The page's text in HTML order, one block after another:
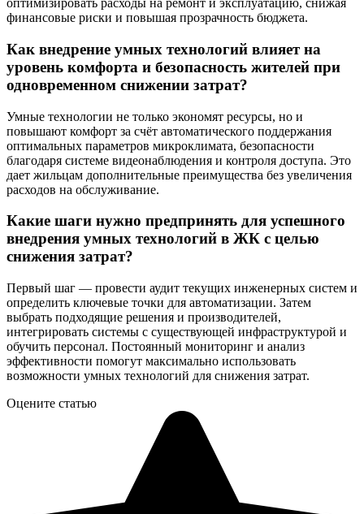
оптимизировать расходы на ремонт и эксплуатацию, снижая
финансовые риски и повышая прозрачность бюджета.
Как внедрение умных технологий влияет на
уровень комфорта и безопасность жителей при
одновременном снижении затрат?
Умные технологии не только экономят ресурсы, но и
повышают комфорт за счёт автоматического поддержания
оптимальных параметров микроклимата, безопасности
благодаря системе видеонаблюдения и контроля доступа. Это
дает жильцам дополнительные преимущества без увеличения
расходов на обслуживание.
Какие шаги нужно предпринять для успешного
внедрения умных технологий в ЖК с целью
снижения затрат?
Первый шаг — провести аудит текущих инженерных систем и
определить ключевые точки для автоматизации. Затем
выбрать подходящие решения и производителей,
интегрировать системы с существующей инфраструктурой и
обучить персонал. Постоянный мониторинг и анализ
эффективности помогут максимально использовать
возможности умных технологий для снижения затрат.
Оцените статью